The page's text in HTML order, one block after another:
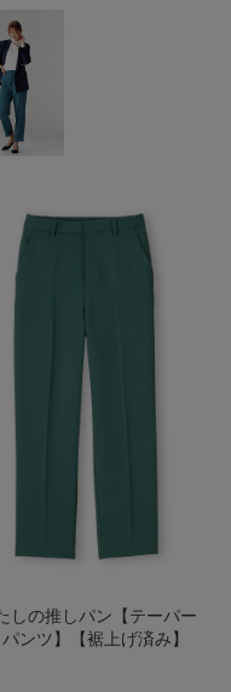
しの推しパン【テーパー
パンツ】【裾上げ済み】